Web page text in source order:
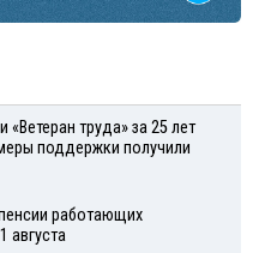
«Ветеран труда» за 25 лет
поддержки получили
работающих
августа